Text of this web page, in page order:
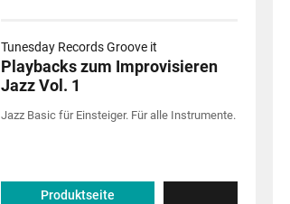
Tunesday Records Groove it
Playbacks zum Improvisieren
Jazz Vol. 1
Jazz Basic für Einsteiger. Für alle Instrumente.
Produktseite